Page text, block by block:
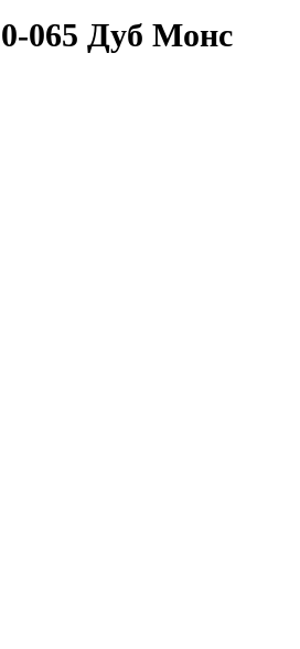
065 Дуб Монс